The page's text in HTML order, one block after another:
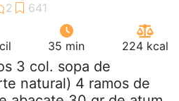
35 min 224 kcal
3 col. sopa de
natural) 4 ramos de